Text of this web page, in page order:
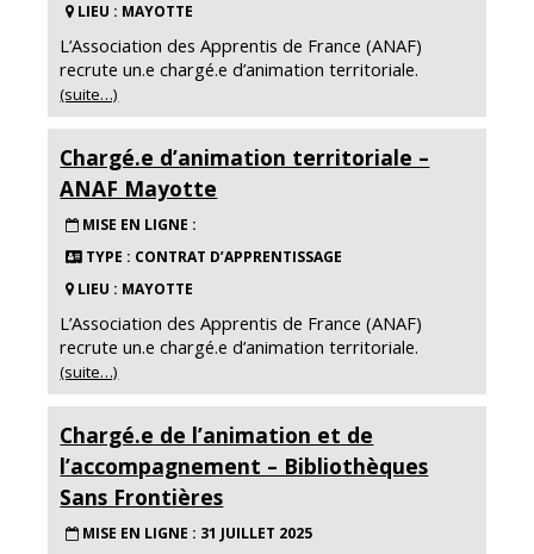
LIEU : MAYOTTE
L’Association des Apprentis de France (ANAF)
recrute un.e chargé.e d’animation territoriale.
(suite…)
Chargé.e d’animation territoriale –
ANAF Mayotte
MISE EN LIGNE :
TYPE : CONTRAT D’APPRENTISSAGE
LIEU : MAYOTTE
L’Association des Apprentis de France (ANAF)
recrute un.e chargé.e d’animation territoriale.
(suite…)
Chargé.e de l’animation et de
l’accompagnement – Bibliothèques
Sans Frontières
MISE EN LIGNE : 31 JUILLET 2025